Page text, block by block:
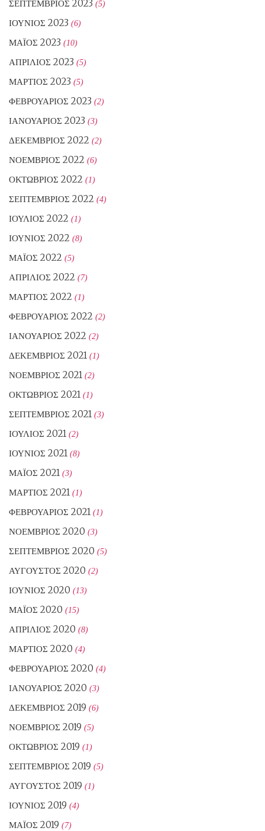
ΣΕΠΤΈΜΒΡΙΟΣ 2023 (5)
ΙΟΎΝΙΟΣ 2023 (6)
ΜΆΙΟΣ 2023 (10)
ΑΠΡΊΛΙΟΣ 2023 (5)
ΜΆΡΤΙΟΣ 2023 (5)
ΦΕΒΡΟΥΆΡΙΟΣ 2023 (2)
ΙΑΝΟΥΆΡΙΟΣ 2023 (3)
ΔΕΚΈΜΒΡΙΟΣ 2022 (2)
ΝΟΈΜΒΡΙΟΣ 2022 (6)
ΟΚΤΏΒΡΙΟΣ 2022 (1)
ΣΕΠΤΈΜΒΡΙΟΣ 2022 (4)
ΙΟΎΛΙΟΣ 2022 (1)
ΙΟΎΝΙΟΣ 2022 (8)
ΜΆΙΟΣ 2022 (5)
ΑΠΡΊΛΙΟΣ 2022 (7)
ΜΆΡΤΙΟΣ 2022 (1)
ΦΕΒΡΟΥΆΡΙΟΣ 2022 (2)
ΙΑΝΟΥΆΡΙΟΣ 2022 (2)
ΔΕΚΈΜΒΡΙΟΣ 2021 (1)
ΝΟΈΜΒΡΙΟΣ 2021 (2)
ΟΚΤΏΒΡΙΟΣ 2021 (1)
ΣΕΠΤΈΜΒΡΙΟΣ 2021 (3)
ΙΟΎΛΙΟΣ 2021 (2)
ΙΟΎΝΙΟΣ 2021 (8)
ΜΆΙΟΣ 2021 (3)
ΜΆΡΤΙΟΣ 2021 (1)
ΦΕΒΡΟΥΆΡΙΟΣ 2021 (1)
ΝΟΈΜΒΡΙΟΣ 2020 (3)
ΣΕΠΤΈΜΒΡΙΟΣ 2020 (5)
ΑΎΓΟΥΣΤΟΣ 2020 (2)
ΙΟΎΝΙΟΣ 2020 (13)
ΜΆΙΟΣ 2020 (15)
ΑΠΡΊΛΙΟΣ 2020 (8)
ΜΆΡΤΙΟΣ 2020 (4)
ΦΕΒΡΟΥΆΡΙΟΣ 2020 (4)
ΙΑΝΟΥΆΡΙΟΣ 2020 (3)
ΔΕΚΈΜΒΡΙΟΣ 2019 (6)
ΝΟΈΜΒΡΙΟΣ 2019 (5)
ΟΚΤΏΒΡΙΟΣ 2019 (1)
ΣΕΠΤΈΜΒΡΙΟΣ 2019 (5)
ΑΎΓΟΥΣΤΟΣ 2019 (1)
ΙΟΎΝΙΟΣ 2019 (4)
ΜΆΙΟΣ 2019 (7)